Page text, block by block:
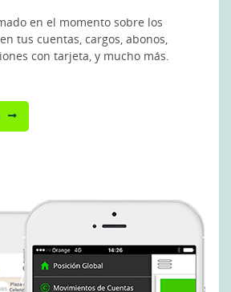
en el momento sobre los
tus cuentas, cargos, abonos,
con tarjeta, y mucho más.